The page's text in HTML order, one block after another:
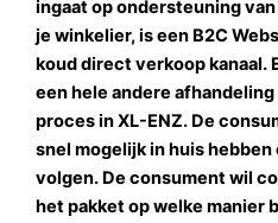
ingaat op ondersteuning
je winkelier, is een B2C
koud direct verkoop kanaal.
een hele andere
proces in XL-ENZ. De
snel mogelijk in huis
volgen. De consument wil
het pakket op welke manier